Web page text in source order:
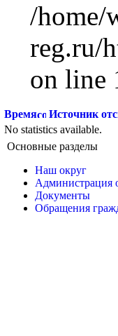
/home/
reg.ru/
on line
Время Источник
No statistics available.
Основные разделы
Наш округ
Администрация
Документы
Обращения